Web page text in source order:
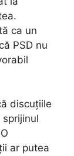
ca un
PSD nu
discuțiile
ar putea